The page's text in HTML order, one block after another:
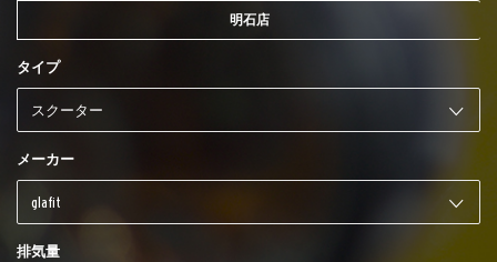
明石店
タイプ
メーカー
排気量